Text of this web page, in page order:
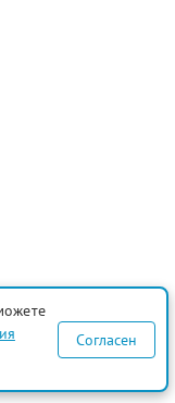
и выходныхСогласен